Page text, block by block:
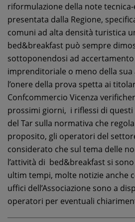
riformulazione della note
presentata dalla Regione,
comuni ad alta densità turistica
bed&breakfast può sempre
sottoponendosi ad
imprenditoriale o meno della sua
l’onere della prova spetta ai
Confcommercio Vicenza
prossimi giorni, i riflessi di
del Tar sulla normativa che
proposito, gli operatori del
considerato che sul tema delle
l’attività di bed&breakfast si
ultim tempi, molte notizie anche
uffici dell’Associazione sono a
operatori per eventuali